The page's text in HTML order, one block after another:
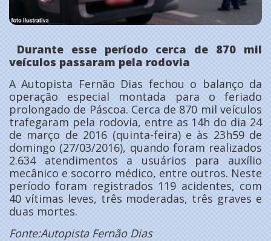
Durante esse período cerca de 870 mil
veículos passaram pela rodovia
A Autopista Fernão Dias fechou o balanço da
operação especial montada para o feriado
prolongado de Páscoa. Cerca de 870 mil veículos
trafegaram pela rodovia, entre as 14h do dia 24
de março de 2016 (quinta-feira) e às 23h59 de
domingo (27/03/2016), quando foram realizados
2.634 atendimentos a usuários para auxílio
mecânico e socorro médico, entre outros. Neste
período foram registrados 119 acidentes, com
40 vítimas leves, três moderadas, três graves e
duas mortes.
Fonte:Autopista Fernão Dias